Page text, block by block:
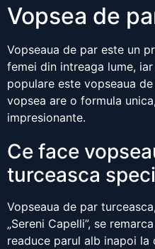
Vopsea de
Vopseaua de par este un
femei din intreaga lume,
populare este vopseaua
vopsea are o formula
impresionante.
Ce face
turceasca
Vopseaua de par
„Sereni Capelli”, se
readuce parul alb inapoi la